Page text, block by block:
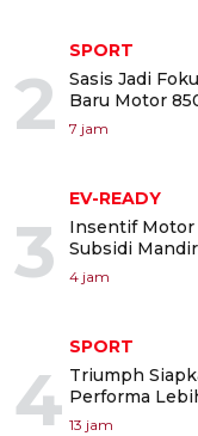
2
SPORT
Sasis Jadi
Baru Motor
7 jam
3
EV-READY
Insentif Motor
Subsidi
4 jam
4
SPORT
Triumph
Performa
13 jam